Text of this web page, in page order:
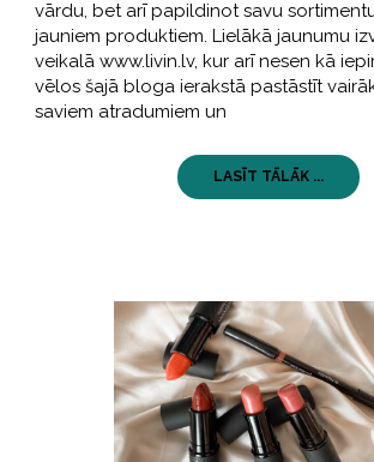
vārdu, bet arī papildinot savu
jauniem produktiem. Lielākā jaunumu
veikalā www.livin.lv, kur arī nesen kā
vēlos šajā bloga ierakstā pastāstīt
saviem atradumiem un
LASĪT TĀLĀK ...